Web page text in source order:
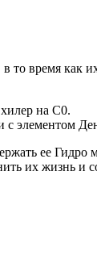
время
на C0.
с элементом
ее
их жизнь и